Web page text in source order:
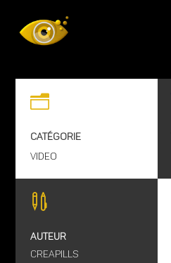
n
CATÉGORIE
video

AUTEUR
Creapills